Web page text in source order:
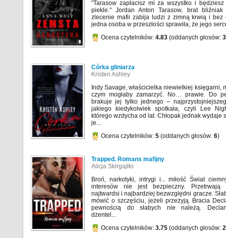
"Tarasow zapłacisz mi za wszystko i będziesz
piekle." Jordan Anton Tarasow, brat bliźniak
zlecenie mafii zabija ludzi z zimną krwią i bez
jedna osoba w przeszłości sprawiła, że jego
Ocena czytelników: 4.83 (oddanych głosów: 3
Córka gliniarza
Kristen Ashley
Indy Savage, właścicielka niewielkiej księgarni,
czym mogłaby zamarzyć. No… prawie. Do
brakuje jej tylko jednego –
jakiego kiedykolwiek spotkała, czyli Lee
którego wzdycha od lat. Chłopak jednak wydaje
je...
Ocena czytelników: 5 (oddanych głosów: 6)
Trapped. Romans mafijny
Alicja Skirgajłło
Broń, narkotyki, intrygi i... miłość Świat
interesów nie jest bezpieczny.
najtwardsi i najbardziej bezwzględni gracze.
mówić o szczęściu, jeżeli przeżyją. Bracia
pewnością do słabych nie należą.
dżentel...
Ocena czytelników: 3.75 (oddanych głosów: 2